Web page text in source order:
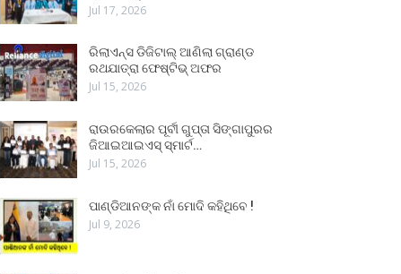
Jul 17, 2026
ରିଲାଏନ୍ସ ଡିଜିଟାଲ୍ ଆଣିଲା ଗ୍ରାଣ୍ଡ
ରଥଯାତ୍ରା ଫେଷ୍ଟିଭ୍ ଅଫର
Jul 15, 2026
ରାଉରକେଲାର ପୂର୍ବୀ ଗୁପ୍ତା ସିଙ୍ଗାପୁରର
ଜିଆଇଆଇଏସ୍ ସ୍ମାର୍ଟ…
Jul 15, 2026
ପାଣ୍ଡିଆନଙ୍କ ନାଁ ମୋଦି କହିଥିବେ !
Jul 9, 2026